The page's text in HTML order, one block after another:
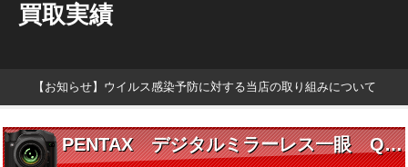
買取実績
【お知らせ】ウイルス感染予防に対する当店の取り組みについて
PENTAX デジタルミラーレス一眼 Q10 ダブルズームキット